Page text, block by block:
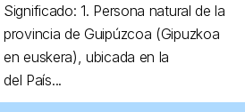
Significado: 1. Persona natural de la
provincia de Guipúzcoa (Gipuzkoa
en euskera), ubicada en la
País...